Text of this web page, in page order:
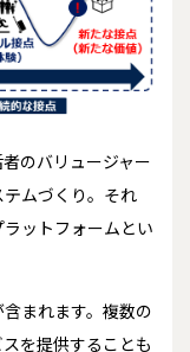
のバリュージャー
ムづくり。それ
ットフォームとい
まれます。複数の
を提供することも